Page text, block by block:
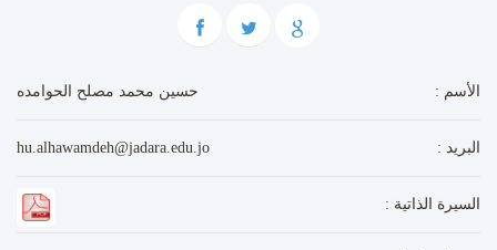
: الأسم حسين محمد مصلح الحوامده
: البريد hu.alhawamdeh@jadara.edu.jo
: السيرة الذاتية